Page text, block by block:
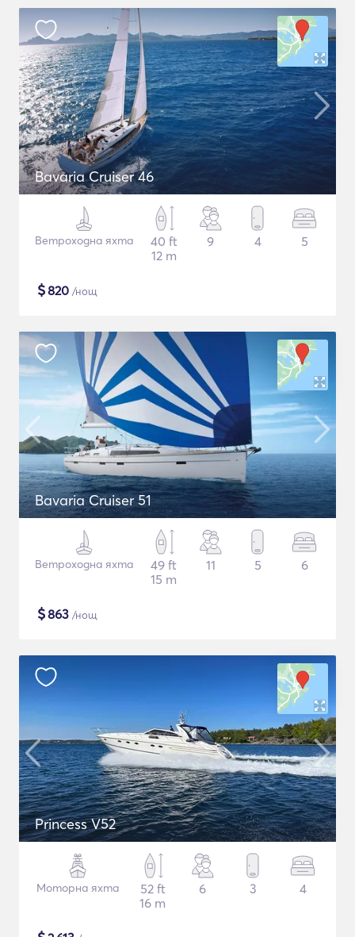
Bavaria Cruiser 46
Ветроходна яхта
40 ft
12 m
9 4 5
$820 /нощ
Bavaria Cruiser 51
Ветроходна яхта
49 ft
15 m
11 5 6
$863 /нощ
Princess V52
Моторна яхта
52 ft
16 m
6 3 4